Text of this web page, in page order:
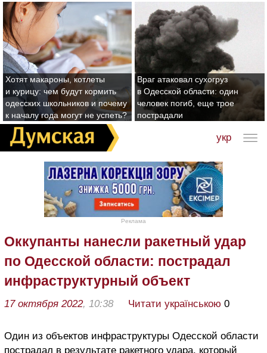
Хотят макароны, котлеты
и курицу: чем будут кормить
одесских школьников и почему
к началу года могут не успеть?
Враг атаковал сухогруз
в Одесской области: один
человек погиб, еще трое
пострадали
укр
Реклама
Оккупанты нанесли ракетный удар
по Одесской области: пострадал
инфраструктурный объект
17 октября 2022, 10:38 Читати українською 0
Один из объектов инфраструктуры Одесской области
пострадал в результате ракетного удара, который